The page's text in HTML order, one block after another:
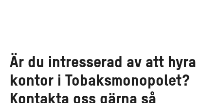
Är du intresserad av att hyra
kontor i Tobaksmonopolet?
Kontakta oss gärna så